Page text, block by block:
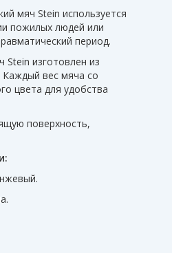
мяч Stein используется
пожилых людей или
период.
Stein изготовлен из
вес мяча со
цвета для удобства
поверхность,